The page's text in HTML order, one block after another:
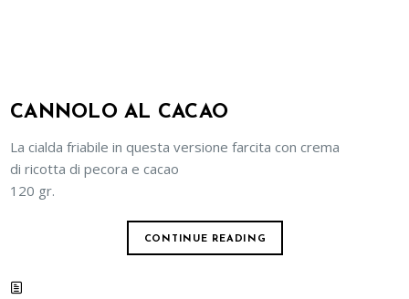
CANNOLO AL CACAO
La cialda friabile in questa versione farcita con crema
di ricotta di pecora e cacao
120 gr.
CONTINUE READING